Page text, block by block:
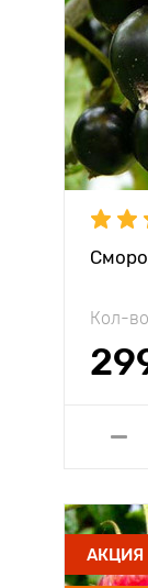
Кол-
АКЦИЯ